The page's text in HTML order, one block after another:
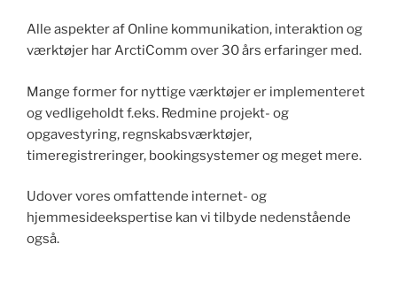
Alle aspekter af Online kommunikation, interaktion og
værktøjer har ArctiComm over 30 års erfaringer med.
Mange former for nyttige værktøjer er implementeret
og vedligeholdt f.eks. Redmine projekt- og
opgavestyring, regnskabsværktøjer,
timeregistreringer, bookingsystemer og meget mere.
Udover vores omfattende internet- og
hjemmesideekspertise kan vi tilbyde nedenstående
også.